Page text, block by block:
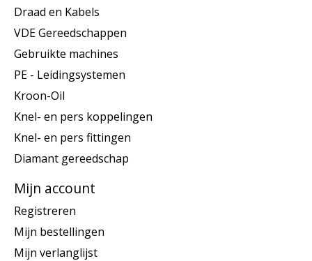
Draad en Kabels
VDE Gereedschappen
Gebruikte machines
PE - Leidingsystemen
Kroon-Oil
Knel- en pers koppelingen
Knel- en pers fittingen
Diamant gereedschap
Mijn account
Registreren
Mijn bestellingen
Mijn verlanglijst